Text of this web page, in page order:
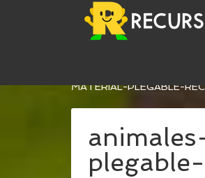
MATERIAL-PLEGABLE-